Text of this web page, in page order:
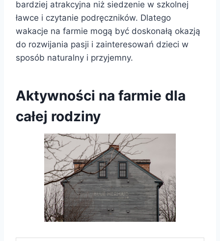
bardziej atrakcyjna niż siedzenie w szkolnej
ławce i czytanie podręczników. Dlatego
wakacje na farmie mogą być doskonałą okazją
do rozwijania pasji i zainteresowań dzieci w
sposób naturalny i przyjemny.
Aktywności na farmie dla
całej rodziny